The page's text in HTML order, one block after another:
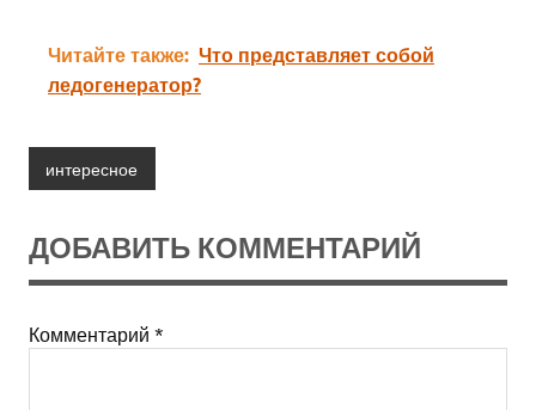
Читайте также: Что представляет собой
ледогенератор?
интересное
ДОБАВИТЬ КОММЕНТАРИЙ
Комментарий *